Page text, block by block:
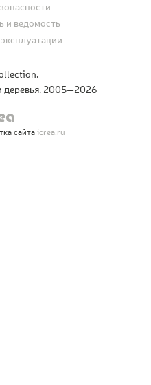
деревья. 2005—2026
и ведомость
сайтаicrea.ru